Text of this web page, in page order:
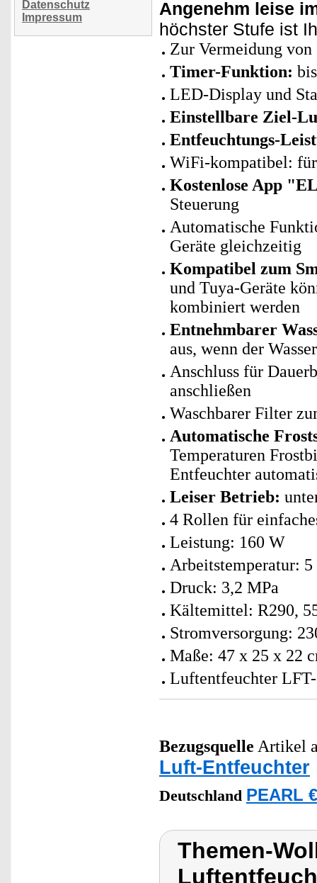
Datenschutz
Impressum
Angenehm leise
höchster Stufe ist
Zur Vermeidung
Timer-Funktion:
LED-Display und
Einstellbare Ziel-
Entfeuchtungs-
WiFi-kompatibel:
Kostenlose App
Steuerung
Automatische
Geräte gleichzeitig
Kompatibel zum
und Tuya-Geräte
kombiniert werden
Entnehmbarer
aus, wenn der
Anschluss für
anschließen
Waschbarer Filter
Automatische
Temperaturen
Entfeuchter
Leiser Betrieb:
4 Rollen für
Leistung: 160 W
Arbeitstemperatur: 5
Druck: 3,2 MPa
Kältemittel: R290,
Stromversorgung:
Maße: 47 x 25 x 22
Luftentfeuchter
Bezugsquelle Artikel
Luft-Entfeuchter
Deutschland PEARL
Themen-